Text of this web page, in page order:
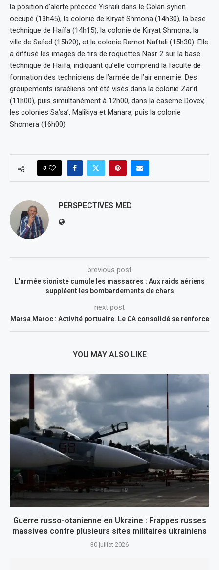
la position d’alerte précoce Yisraili dans le Golan syrien
occupé (13h45), la colonie de Kiryat Shmona (14h30), la base
technique de Haïfa (14h15), la colonie de Kiryat Shmona, la
ville de Safed (15h20), et la colonie Ramot Naftali (15h30). Elle
a diffusé les images de tirs de roquettes Nasr 2 sur la base
technique de Haïfa, indiquant qu’elle comprend la faculté de
formation des techniciens de l’armée de l’air ennemie. Des
groupements israéliens ont été visés dans la colonie Zar’it
(11h00), puis simultanément à 12h00, dans la caserne Dovev,
les colonies Sa’sa’, Malikiya et Manara, puis la colonie
Shomera (16h00).
0
PERSPECTIVES MED
previous post
L’armée sioniste cumule les massacres : Aux raids aériens
suppléent les bombardements de chars
next post
Marsa Maroc : Activité portuaire. Le CA consolidé se renforce
YOU MAY ALSO LIKE
Guerre russo-otanienne en Ukraine : Frappes russes
massives contre plusieurs sites militaires ukrainiens
30 juillet 2026